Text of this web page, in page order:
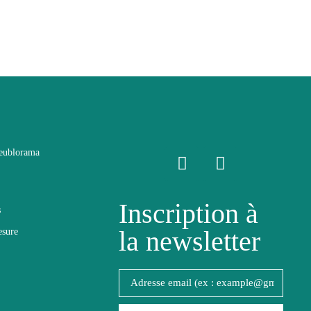
Inscription à
la newsletter